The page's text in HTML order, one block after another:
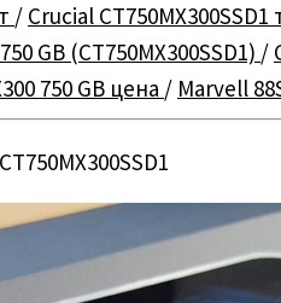
/ Crucial
GB (CT750MX300SSD1) /
750 GB цена / Marvell